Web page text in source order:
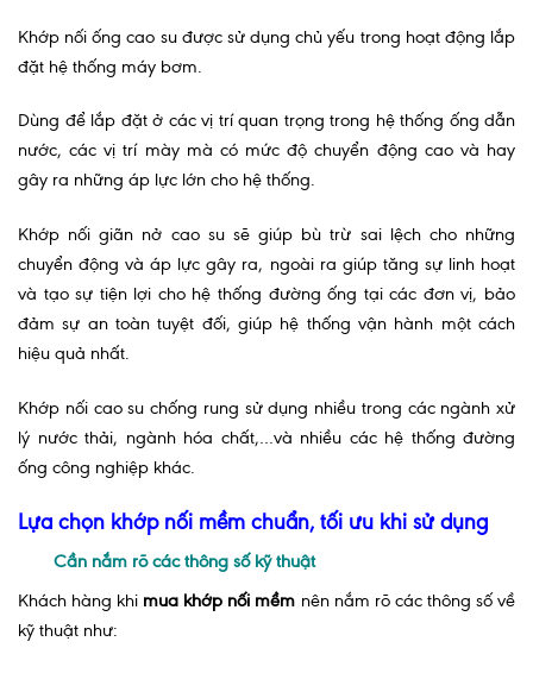
Khớp nối ống cao su được sử dụng chủ yếu trong hoạt động lắp
đặt hệ thống máy bơm.
Dùng để lắp đặt ở các vị trí quan trọng trong hệ thống ống dẫn
nước, các vị trí mày mà có mức độ chuyển động cao và hay
gây ra những áp lực lớn cho hệ thống.
Khớp nối giãn nở cao su sẽ giúp bù trừ sai lệch cho những
chuyển động và áp lực gây ra, ngoài ra giúp tăng sự linh hoạt
và tạo sự tiện lợi cho hệ thống đường ống tại các đơn vị, bảo
đảm sự an toàn tuyệt đối, giúp hệ thống vận hành một cách
hiệu quả nhất.
Khớp nối cao su chống rung sử dụng nhiều trong các ngành xử
lý nước thải, ngành hóa chất,…và nhiều các hệ thống đường
ống công nghiệp khác.
Lựa chọn khớp nối mềm chuẩn, tối ưu khi sử dụng
Cần nắm rõ các thông số kỹ thuật
Khách hàng khi mua khớp nối mềm nên nắm rõ các thông số về
kỹ thuật như: